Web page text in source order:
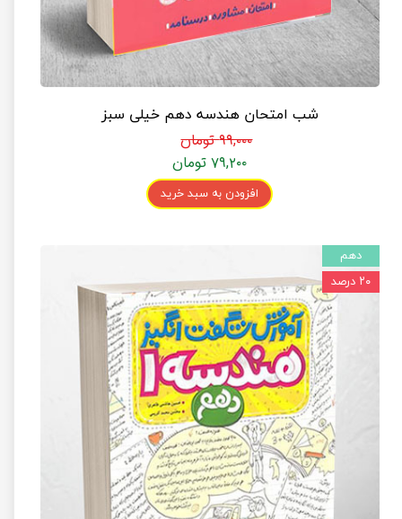
شب امتحان هندسه دهم خیلی سبز
۹۹,۰۰۰ تومان
۷۹,۲۰۰ تومان
افزودن به سبد خرید
دهم
۲۰ درصد